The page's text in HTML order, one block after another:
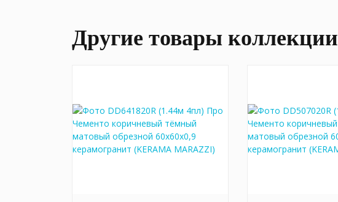
Другие товары коллекции